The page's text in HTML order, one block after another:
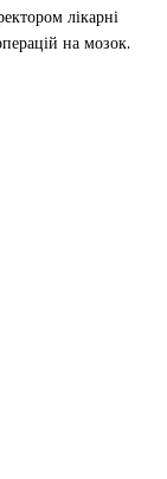
лікарні
на мозок.